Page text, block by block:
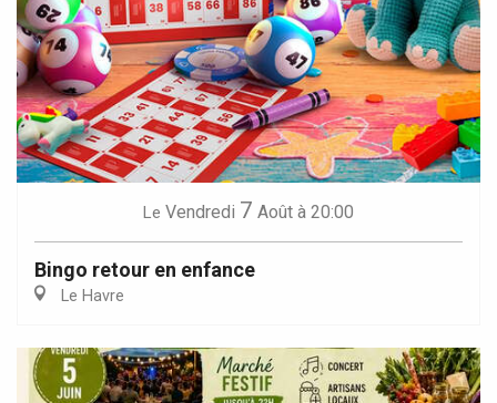
Le Vendredi 7 Août à 20:00
Bingo retour en enfance
Le Havre